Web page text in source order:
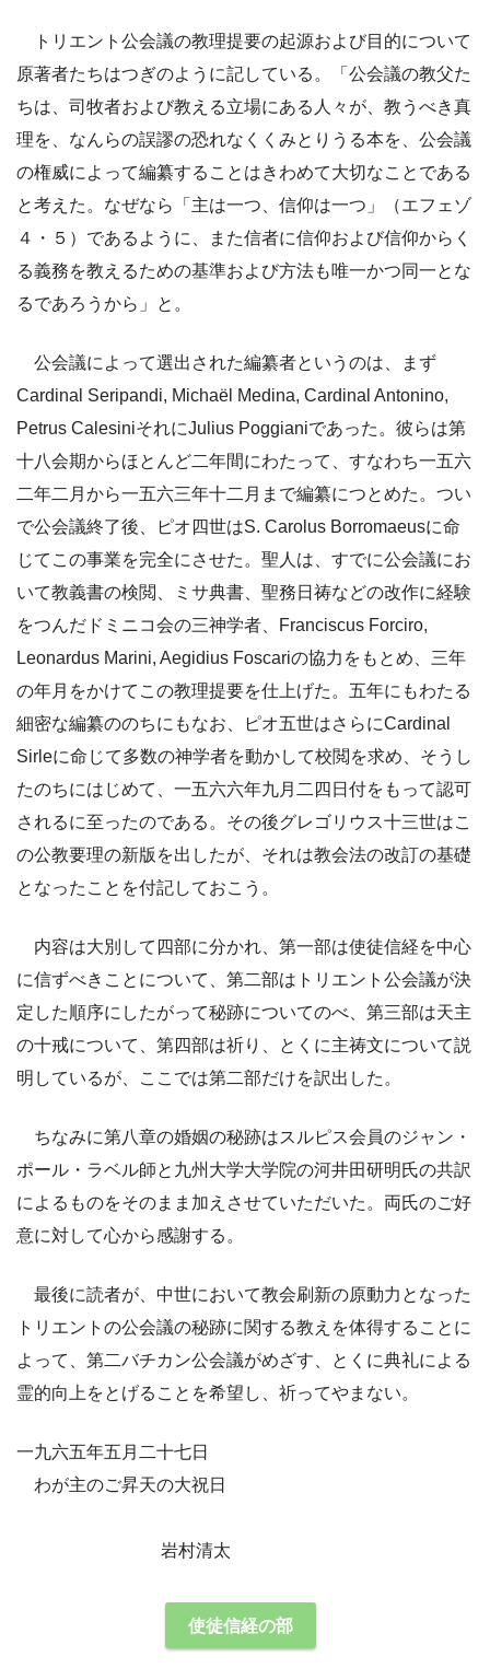
トリエント公会議の教理提要の起源および目的について
原著者たちはつぎのように記している。「公会議の教父た
ちは、司牧者および教える立場にある人々が、教うべき真
理を、なんらの誤謬の恐れなくくみとりうる本を、公会議
の権威によって編纂することはきわめて大切なことである
と考えた。なぜなら「主は一つ、信仰は一つ」（エフェゾ
４・５）であるように、また信者に信仰および信仰からく
る義務を教えるための基準および方法も唯一かつ同一とな
るであろうから」と。
公会議によって選出された編纂者というのは、まず
Cardinal Seripandi, Michaël Medina, Cardinal Antonino,
Petrus CalesiniそれにJulius Poggianiであった。彼らは第
十八会期からほとんど二年間にわたって、すなわち一五六
二年二月から一五六三年十二月まで編纂につとめた。つい
で公会議終了後、ピオ四世はS. Carolus Borromaeusに命
じてこの事業を完全にさせた。聖人は、すでに公会議にお
いて教義書の検閲、ミサ典書、聖務日祷などの改作に経験
をつんだドミニコ会の三神学者、Franciscus Forciro,
Leonardus Marini, Aegidius Foscariの協力をもとめ、三年
の年月をかけてこの教理提要を仕上げた。五年にもわたる
細密な編纂ののちにもなお、ピオ五世はさらにCardinal
Sirleに命じて多数の神学者を動かして校閲を求め、そうし
たのちにはじめて、一五六六年九月二四日付をもって認可
されるに至ったのである。その後グレゴリウス十三世はこ
の公教要理の新版を出したが、それは教会法の改訂の基礎
となったことを付記しておこう。
内容は大別して四部に分かれ、第一部は使徒信経を中心
に信ずべきことについて、第二部はトリエント公会議が決
定した順序にしたがって秘跡についてのべ、第三部は天主
の十戒について、第四部は祈り、とくに主祷文について説
明しているが、ここでは第二部だけを訳出した。
ちなみに第八章の婚姻の秘跡はスルピス会員のジャン・
ポール・ラベル師と九州大学大学院の河井田研明氏の共訳
によるものをそのまま加えさせていただいた。両氏のご好
意に対して心から感謝する。
最後に読者が、中世において教会刷新の原動力となった
トリエントの公会議の秘跡に関する教えを体得することに
よって、第二バチカン公会議がめざす、とくに典礼による
霊的向上をとげることを希望し、祈ってやまない。
一九六五年五月二十七日
わが主のご昇天の大祝日
岩村清太
使徒信経の部